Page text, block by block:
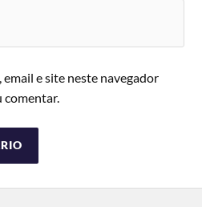
e site neste navegador
comentar.